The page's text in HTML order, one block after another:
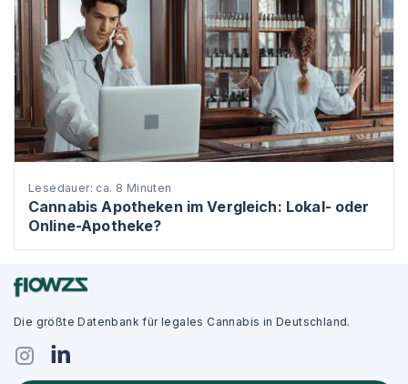
Lesedauer: ca. 8 Minuten
Cannabis Apotheken im Vergleich: Lokal- oder
Online-Apotheke?
Die größte Datenbank für legales Cannabis in Deutschland.